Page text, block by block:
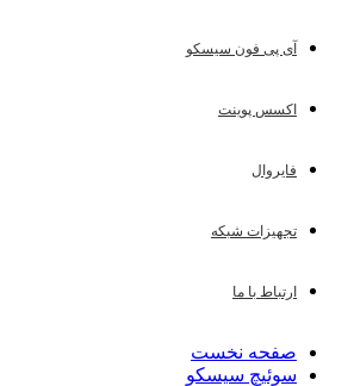
آی پی فون سیسکو
اکسس پوینت
فایروال
تجهیزات شبکه
ارتباط با ما
صفحه نخست
سوئیچ سیسکو